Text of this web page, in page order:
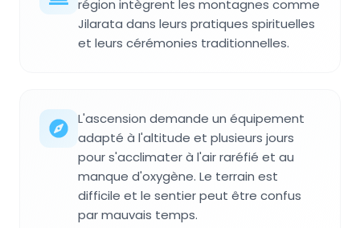
région intègrent les montagnes comme
Jilarata dans leurs pratiques spirituelles
et leurs cérémonies traditionnelles.
L'ascension demande un équipement
adapté à l'altitude et plusieurs jours
pour s'acclimater à l'air raréfié et au
manque d'oxygène. Le terrain est
difficile et le sentier peut être confus
par mauvais temps.